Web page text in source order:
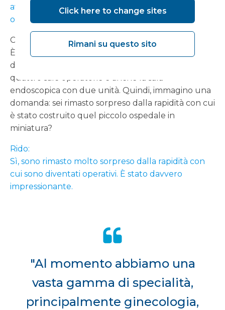
avremmo dovuto collocarli e quante sale
operatorie avremmo gestito.
Chris:
È una struttura piuttosto grande. Ci sono passato
davanti stamattina e ci sono due grandi reparti,
quattro sale operatorie e anche la sala
endoscopica con due unità. Quindi, immagino una
domanda: sei rimasto sorpreso dalla rapidità con cui
è stato costruito quel piccolo ospedale in
miniatura?
Rido:
Sì, sono rimasto molto sorpreso dalla rapidità con
cui sono diventati operativi. È stato davvero
impressionante.
"Al momento abbiamo una
vasta gamma di specialità,
principalmente ginecologia,
Click here to change sites
Rimani su questo sito